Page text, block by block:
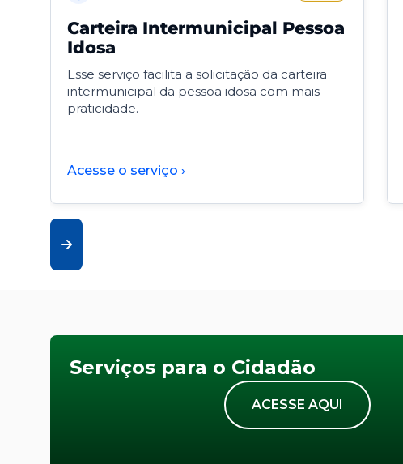
Carteira Intermunicipal Pessoa
Idosa
Esse serviço facilita a solicitação da carteira
intermunicipal da pessoa idosa com mais
praticidade.
Acesse o serviço ›
Serviços para o Cidadão
ACESSE AQUI